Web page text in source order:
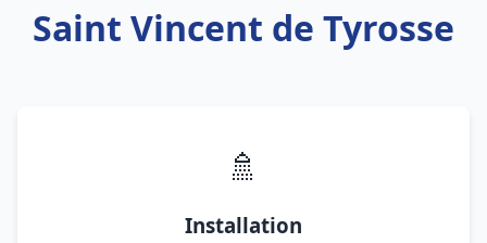
Saint Vincent de Tyrosse
🚿
Installation